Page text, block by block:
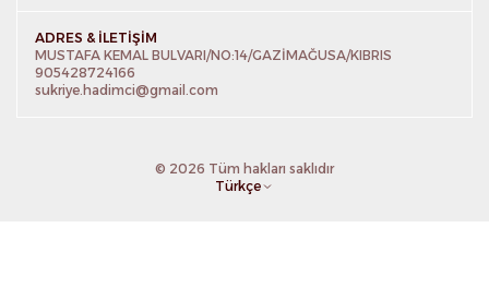
ADRES & İLETIŞIM
MUSTAFA KEMAL BULVARI/NO:14/GAZİMAĞUSA/KIBRIS
905428724166
sukriye.hadimci@gmail.com
© 2026 Tüm hakları saklıdır
Türkçe